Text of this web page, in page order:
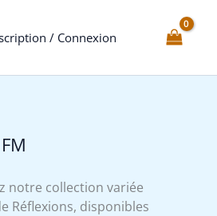
/ Connexion
notre collection variée
Réflexions, disponibles